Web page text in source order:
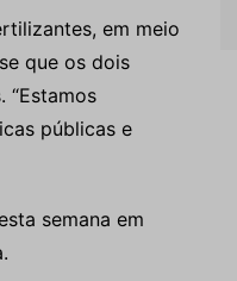
em meio
que os dois
públicas e
semana em